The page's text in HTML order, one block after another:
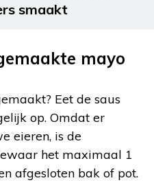
smaakt
mayo
Eet de saus
op. Omdat er
eieren, is de
het maximaal 1
afgesloten bak of pot.